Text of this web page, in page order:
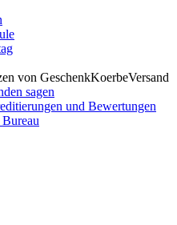
von GeschenkKoerbeVersand
sagen
und Bewertungen